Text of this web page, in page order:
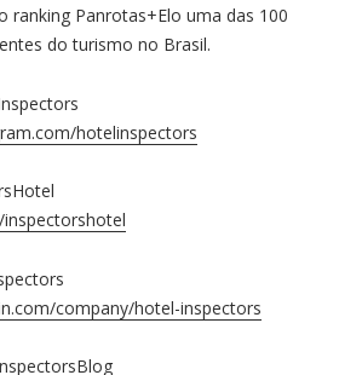
ranking Panrotas+Elo uma das 100
do turismo no Brasil.
hotelinspectors
company/hotel-inspectors